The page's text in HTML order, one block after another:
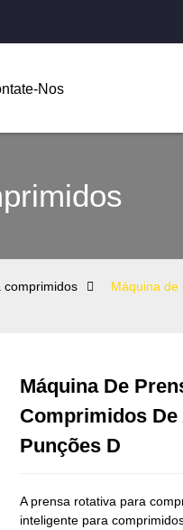
Nos
comprimidos
Máquina de
Máquina De
Comprimidos De
Punções D
A prensa rotativa para
inteligente para